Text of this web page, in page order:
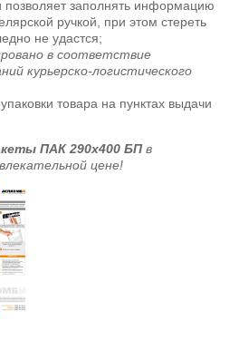
позволяет заполнять информацию
ручкой, при этом стереть
не удастся;
в соответствие
курьерско-логистического
товара на пунктах выдачи
ПАК 290х400 БПв
цене!